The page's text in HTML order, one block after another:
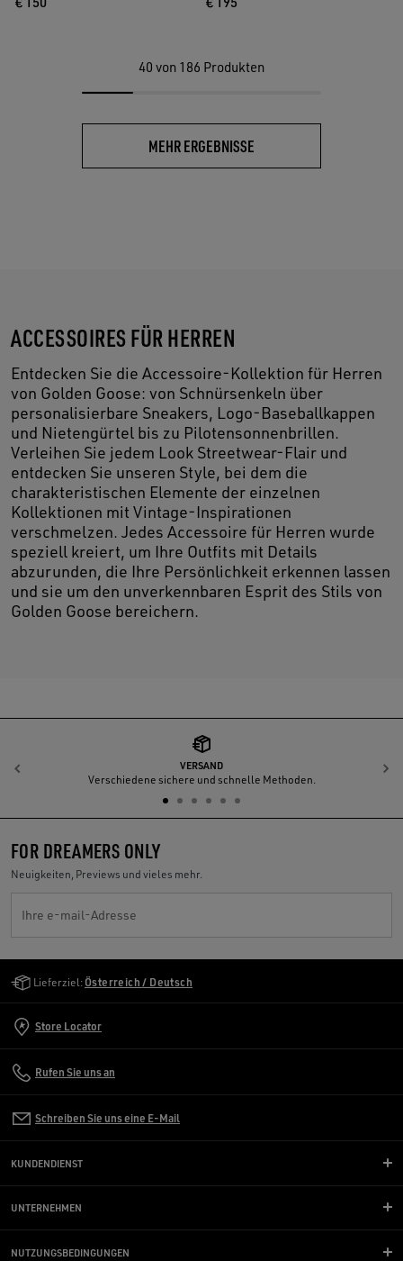
40 von 186 Produkten
MEHR ERGEBNISSE
ACCESSOIRES FÜR HERREN
Entdecken Sie die Accessoire-Kollektion für Herren
von Golden Goose: von Schnürsenkeln über
personalisierbare Sneakers, Logo-Baseballkappen
und Nietengürtel bis zu Pilotensonnenbrillen.
Verleihen Sie jedem Look Streetwear-Flair und
entdecken Sie unseren Style, bei dem die
charakteristischen Elemente der einzelnen
Kollektionen mit Vintage-Inspirationen
verschmelzen. Jedes Accessoire für Herren wurde
speziell kreiert, um Ihre Outfits mit Details
abzurunden, die Ihre Persönlichkeit erkennen lassen
und sie um den unverkennbaren Esprit des Stils von
Golden Goose bereichern.
VERSAND
Verschiedene sichere und schnelle Methoden.
Zurück
FOR DREAMERS ONLY
Neuigkeiten, Previews und vieles mehr.
Ihre e-mail-Adresse
Lieferziel: Österreich / Deutsch
Store Locator
Rufen Sie uns an
Schreiben Sie uns eine E-Mail
KUNDENDIENST
UNTERNEHMEN
NUTZUNGSBEDINGUNGEN